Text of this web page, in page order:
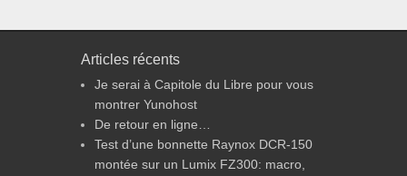
Articles récents
Je serai à Capitole du Libre pour vous
montrer Yunohost
De retour en ligne…
Test d’une bonnette Raynox DCR-150
montée sur un Lumix FZ300: macro,